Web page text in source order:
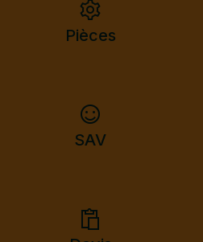
Pièces
SAV